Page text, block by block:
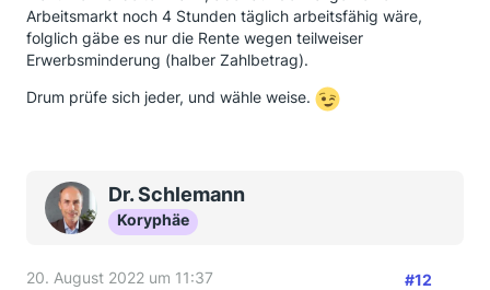
Arbeitsmarkt noch 4 Stunden täglich arbeitsfähig wäre,
folglich gäbe es nur die Rente wegen teilweiser
Erwerbsminderung (halber Zahlbetrag).
Drum prüfe sich jeder, und wähle weise.
Dr. Schlemann
Koryphäe
20. August 2022 um 11:37 #12